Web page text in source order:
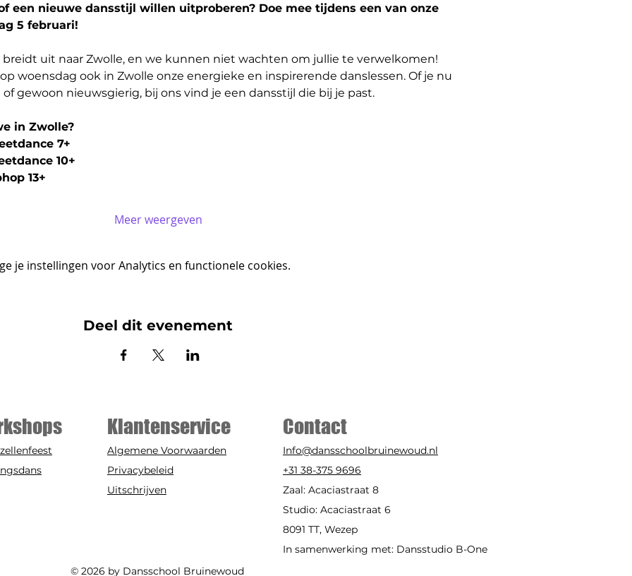
een nieuwe dansstijl willen uitproberen? Doe mee tijdens een van onze
5 februari!
uit naar Zwolle, en we kunnen niet wachten om jullie te verwelkomen!
woensdag ook in Zwolle onze energieke en inspirerende danslessen. Of je nu
gewoon nieuwsgierig, bij ons vind je een dansstijl die bij je past.
in Zwolle?
7+
10+
13+
Meer weergeven
je instellingen voor Analytics en functionele cookies.
Deel dit evenement
Klantenservice
Algemene Voorwaarden
Privacybeleid
Uitschrijven
Contact
Info@dansschoolbruinewoud.nl
+31 38-375 9696
Zaal: Acaciastraat 8
Studio: Acaciastraat 6
8091 TT, Wezep
In samenwerking met: Dansstudio B-One
© 2026 by Dansschool Bruinewoud